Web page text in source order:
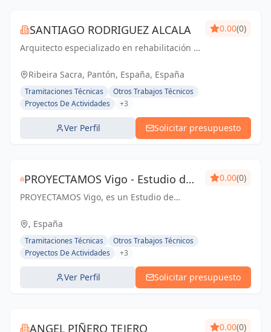
SANTIAGO RODRIGUEZ ALCALA
Arquitecto especializado en rehabilitación y
eficiente energéticamente. EL proyecto es tu
0.00(0)
Ribeira Sacra, Pantón, España, España
Tramitaciones Técnicas
Otros Trabajos Técnicos
Proyectos De Actividades
+3
Ver Perfil Solicitar presupuesto
PROYECTAMOS Vigo - Estudio de
arquitectura, delineacion y
gestion de obra
PROYECTAMOS Vigo, es un Estudio de
ofrece servicios para la obra, creado para
dar un beneficio «integral» a sus clientes.
0.00(0)
, España
Tramitaciones Técnicas
Otros Trabajos Técnicos
Proyectos De Actividades
+3
Ver Perfil Solicitar presupuesto
ANGEL PIÑERO TEJERO 0.00(0)